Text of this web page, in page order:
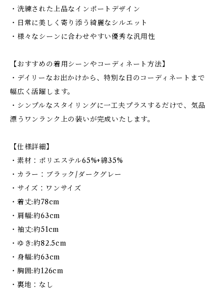
・洗練された上品なインポートデザイン
・日常に美しく寄り添う綺麗なシルエット
・様々なシーンに合わせやすい優秀な汎用性
【おすすめの着用シーンやコーディネート方法】
・デイリーなお出かけから、特別な日のコーディネートまで
幅広く活躍します。
・シンプルなスタイリングに一工夫プラスするだけで、気品
漂うワンランク上の装いが完成いたします。
【仕様詳細】
・素材：ポリエステル65%+綿35%
・カラー：ブラック/ダークグレー
・サイズ：ワンサイズ
・着丈:約78cm
・肩幅:約63cm
・袖丈:約51cm
・ゆき:約82.5cm
・身幅:約63cm
・胸囲:約126cm
・裏地：なし